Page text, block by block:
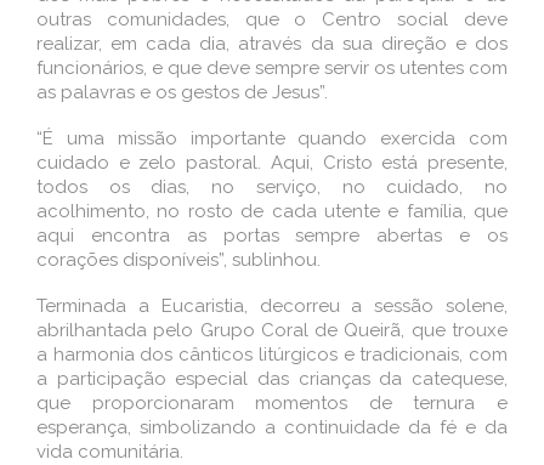
outras comunidades, que o Centro social deve
realizar, em cada dia, através da sua direção e dos
funcionários, e que deve sempre servir os utentes com
as palavras e os gestos de Jesus”.
“É uma missão importante quando exercida com
cuidado e zelo pastoral. Aqui, Cristo está presente,
todos os dias, no serviço, no cuidado, no
acolhimento, no rosto de cada utente e família, que
aqui encontra as portas sempre abertas e os
corações disponíveis”, sublinhou.
Terminada a Eucaristia, decorreu a sessão solene,
abrilhantada pelo Grupo Coral de Queirã, que trouxe
a harmonia dos cânticos litúrgicos e tradicionais, com
a participação especial das crianças da catequese,
que proporcionaram momentos de ternura e
esperança, simbolizando a continuidade da fé e da
vida comunitária.